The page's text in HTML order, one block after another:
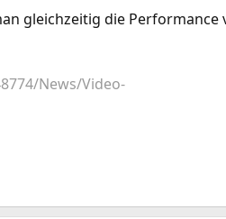
gleichzeitig die Performance
News/Video-